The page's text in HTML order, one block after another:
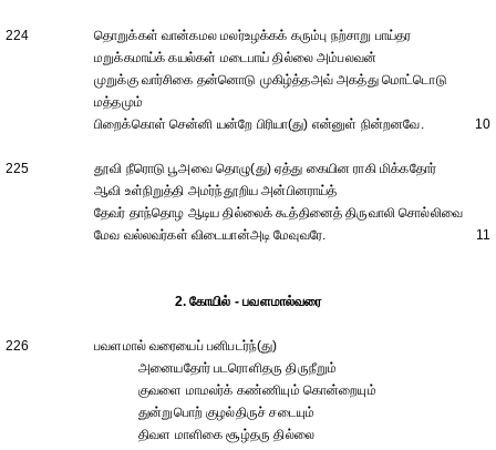
224
தொறுக்கள் வான்கமல மலர்உழக்கக் கரும்பு நற்சாறு பாய்தர
மறுக்கமாய்க் கயல்கள் மடைபாய் தில்லை அம்பலவன்
முறுக்கு வார்சிகை தன்னொடு முகிழ்த்தஅவ் அகத்து மொட்டொடு
மத்தமும்
பிறைக்கொள் சென்னி யன்றே பிரியா(து) என்னுள் நின்றனவே.
10
225
தூவி நீரொடு பூஅவை தொழு(து) ஏத்து கையின ராகி மிக்கதோர்
ஆவி உள்நிறுத்தி அமர்ந்தூறிய அன்பினராய்த்
தேவர் தாந்தொழ ஆடிய தில்லைக் கூத்தினைத் திருவாலி சொல்லிவை
மேவ வல்லவர்கள் விடையான்அடி மேவுவரே.
11
2. கோயில் - பவளமால்வரை
226
பவளமால் வரையைப் பனிபடர்ந்(து)
அனையதோர் படரொளிதரு திருநீறும்
குவளை மாமலர்க் கண்ணியும் கொன்றையும்
துன்றுபொற் குழல்திருச் சடையும்
திவள மாளிகை சூழ்தரு தில்லை